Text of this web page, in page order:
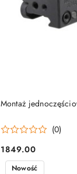
Montaż
(0)
Cena:
1849.00
Nowość